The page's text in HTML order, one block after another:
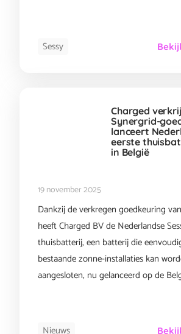
Sessy
Charged
Synergrid-
lanceert
eerste
in België
19 november 2025
Dankzij de verkregen goedkeuring
heeft Charged BV de Nederlandse
thuisbatterij, een batterij die
bestaande zonne-installaties kan
aangesloten, nu gelanceerd op de
Nieuws